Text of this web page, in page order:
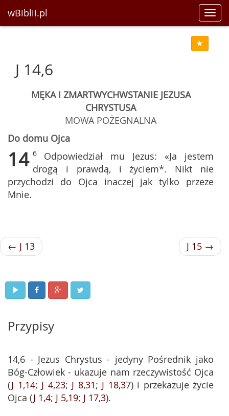
wBiblii.pl
J 14,6
MĘKA I ZMARTWYCHWSTANIE JEZUSA
CHRYSTUSA
MOWA POŻEGNALNA
Do domu Ojca
14 6 Odpowiedział mu Jezus: «Ja jestem
drogą i prawdą, i życiem*. Nikt nie
przychodzi do Ojca inaczej jak tylko przeze
Mnie.
← J 13 J 15 →
Przypisy
14,6 - Jezus Chrystus - jedyny Pośrednik jako
Bóg-Człowiek - ukazuje nam rzeczywistość Ojca
(J 1,14; J 4,23; J 8,31; J 18,37) i przekazuje życie
Ojca (J 1,4; J 5,19; J 17,3).